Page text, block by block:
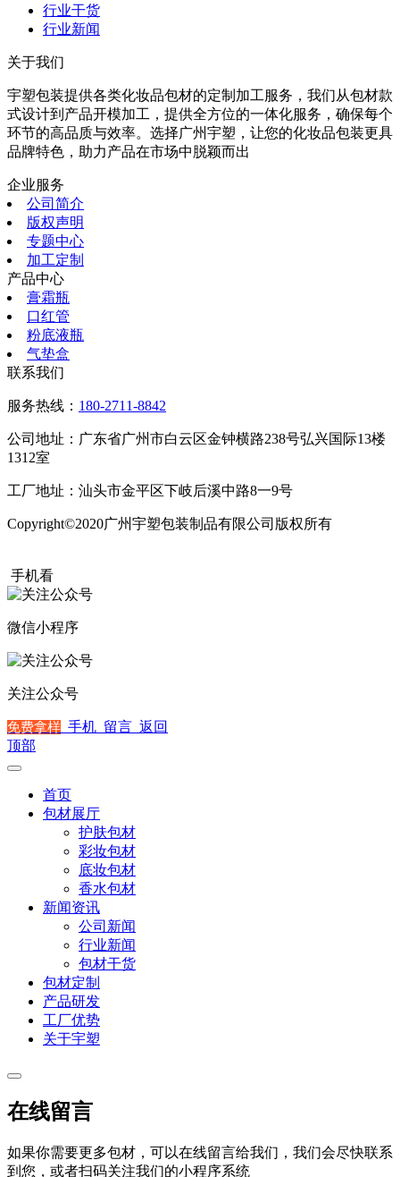
行业干货
行业新闻
关于我们
宇塑包装提供各类化妆品包材的定制加工服务，我们从包材款
式设计到产品开模加工，提供全方位的一体化服务，确保每个
环节的高品质与效率。选择广州宇塑，让您的化妆品包装更具
品牌特色，助力产品在市场中脱颖而出
企业服务
公司简介
版权声明
专题中心
加工定制
产品中心
膏霜瓶
口红管
粉底液瓶
气垫盒
联系我们
服务热线： 180-2711-8842
公司地址：广东省广州市白云区金钟横路238号弘兴国际13楼
1312室
工厂地址：汕头市金平区下岐后溪中路8一9号
Copyright©2020广州宇塑包装制品有限公司版权所有
手机看
微信小程序
关注公众号
免费拿样 手机 留言 返回
顶部
首页
包材展厅
护肤包材
彩妆包材
底妆包材
香水包材
新闻资讯
公司新闻
行业新闻
包材干货
包材定制
产品研发
工厂优势
关于宇塑
在线留言
如果你需要更多包材，可以在线留言给我们，我们会尽快联系
到您，或者扫码关注我们的小程序系统